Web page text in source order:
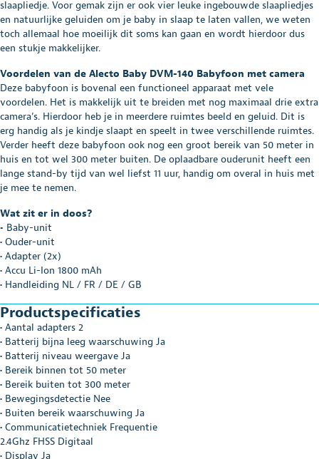
slaapliedje. Voor gemak zijn er ook vier leuke ingebouwde slaapliedjes
en natuurlijke geluiden om je baby in slaap te laten vallen, we weten
toch allemaal hoe moeilijk dit soms kan gaan en wordt hierdoor dus
een stukje makkelijker.
Voordelen van de Alecto Baby DVM-140 Babyfoon met camera
Deze babyfoon is bovenal een functioneel apparaat met vele
voordelen. Het is makkelijk uit te breiden met nog maximaal drie extra
camera’s. Hierdoor heb je in meerdere ruimtes beeld en geluid. Dit is
erg handig als je kindje slaapt en speelt in twee verschillende ruimtes.
Verder heeft deze babyfoon ook nog een groot bereik van 50 meter in
huis en tot wel 300 meter buiten. De oplaadbare ouderunit heeft een
lange stand-by tijd van wel liefst 11 uur, handig om overal in huis met
je mee te nemen.
Wat zit er in doos?
• Baby-unit
• Ouder-unit
• Adapter (2x)
• Accu Li-Ion 1800 mAh
• Handleiding NL / FR / DE / GB
Productspecificaties
• Aantal adapters 2
• Batterij bijna leeg waarschuwing Ja
• Batterij niveau weergave Ja
• Bereik binnen tot 50 meter
• Bereik buiten tot 300 meter
• Bewegingsdetectie Nee
• Buiten bereik waarschuwing Ja
• Communicatietechniek Frequentie
2.4Ghz FHSS Digitaal
• Display Ja